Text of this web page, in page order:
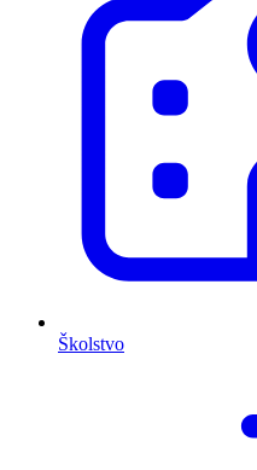
Školstvo